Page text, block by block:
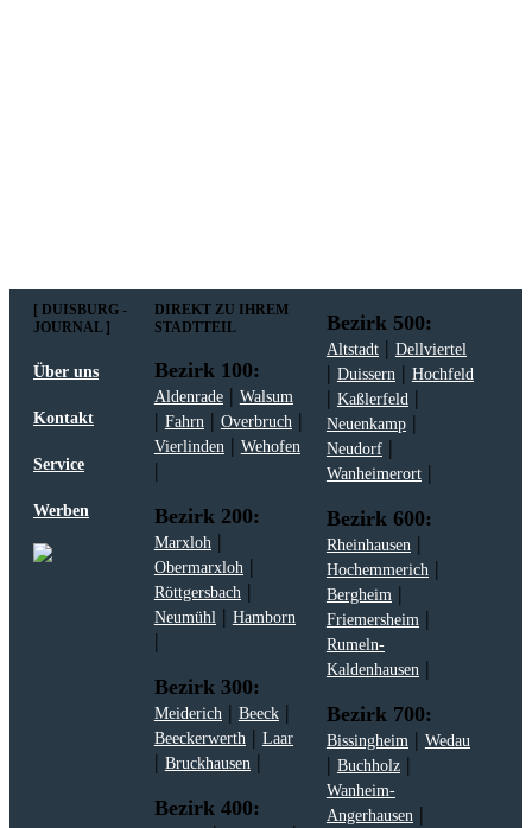
[ DUISBURG -
JOURNAL ]
Über uns
Kontakt
Service
Werben
DIREKT ZU IHREM
STADTTEIL
Bezirk 100:
Aldenrade| Walsum
| Fahrn| Overbruch|
Vierlinden| Wehofen
|
Bezirk 200:
Marxloh|
Obermarxloh|
Röttgersbach|
Neumühl| Hamborn
|
Bezirk 300:
Meiderich| Beeck|
Beeckerwerth| Laar
| Bruckhausen|
Bezirk 400:
Bezirk 500:
Altstadt| Dellviertel
| Duissern| Hochfeld
| Kaßlerfeld|
Neuenkamp|
Neudorf|
Wanheimerort|
Bezirk 600:
Rheinhausen|
Hochemmerich|
Bergheim|
Friemersheim|
Rumeln-
Kaldenhausen|
Bezirk 700:
Bissingheim| Wedau
| Buchholz|
Wanheim-
Angerhausen|